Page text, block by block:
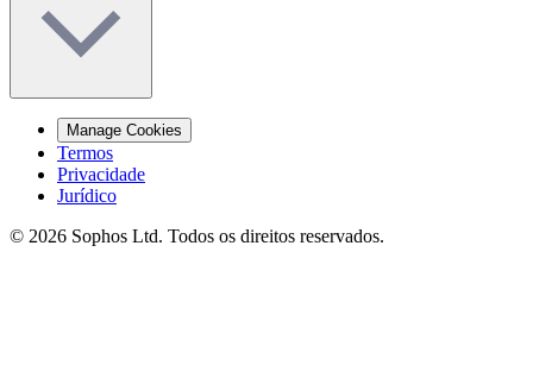
Manage Cookies
Termos
Privacidade
Jurídico
© 2026 Sophos Ltd. Todos os direitos reservados.